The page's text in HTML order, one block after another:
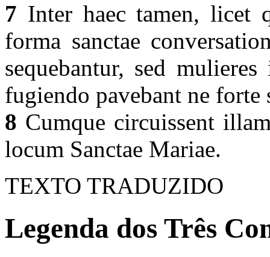
7 Inter haec tamen, licet
forma sanctae
sequebantur, sed
fugiendo pavebant ne
8 Cumque circuissent
locum Sanctae Mariae.
TEXTO TRADUZIDO
Legenda dos Três